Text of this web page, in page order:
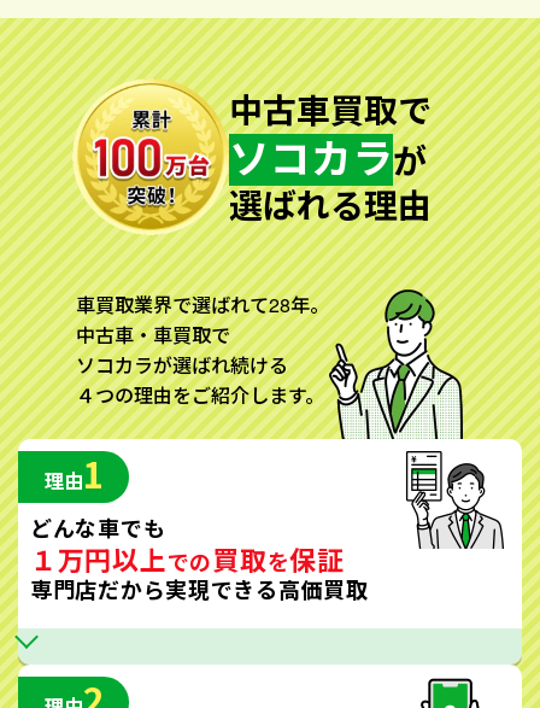
中古車買取で
ソコカラが
選ばれる理由
車買取業界で選ばれて28年。
中古車・車買取で
ソコカラが選ばれ続ける
４つの理由をご紹介します。
理由1
どんな車でも
１万円以上での買取を保証
専門店だから実現できる高価買取